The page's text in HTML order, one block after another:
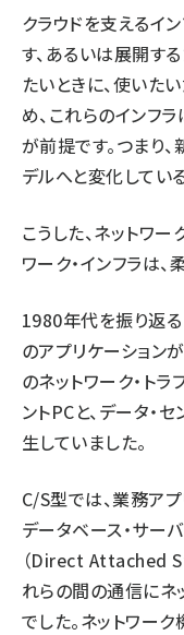
クラウドを支えるイ
す、あるいは展開す
たいときに、使いた
め、これらのインフ
が前提です。つまり
デルへと変化してい
こうした、ネットワ
ワーク・インフラは
1980年代を振り返る
のアプリケーション
のネットワーク・ト
ントPCと、データ・
生していました。
C/S型では、業務ア
データベース・サー
（Direct Attached
れらの間の通信にネ
でした。ネットワー